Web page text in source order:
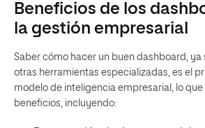
Beneficios de los
la gestión empresarial
Saber cómo hacer un buen dashboard, ya
otras herramientas especializadas, es el
modelo de inteligencia empresarial, lo
beneficios, incluyendo: